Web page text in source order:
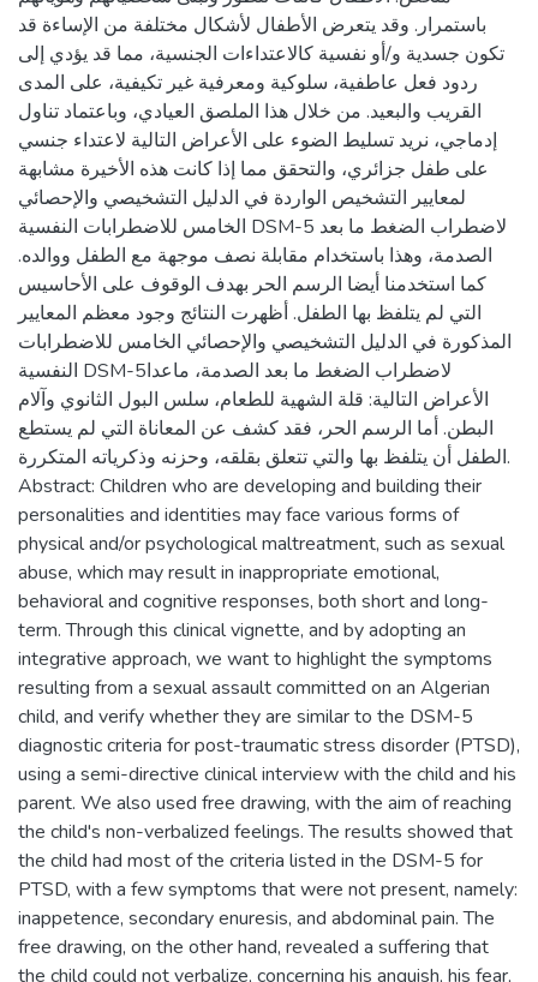
باستمرار. وقد يتعرض الأطفال لأشكال مختلفة من الإساءة قد
تكون جسدية و/أو نفسية كالاعتداءات الجنسية، مما قد يؤدي إلى
ردود فعل عاطفية، سلوكية ومعرفية غير تكيفية، على المدى
القريب والبعيد. من خلال هذا الملصق العيادي، وباعتماد تناول
إدماجي، نريد تسليط الضوء على الأعراض التالية لاعتداء جنسي
على طفل جزائري، والتحقق مما إذا كانت هذه الأخيرة مشابهة
لمعايير التشخيص الواردة في الدليل التشخيصي والإحصائي
الخامس للاضطرابات النفسية DSM-5 لاضطراب الضغط ما بعد
الصدمة، وهذا باستخدام مقابلة نصف موجهة مع الطفل ووالده.
كما استخدمنا أيضا الرسم الحر بهدف الوقوف على الأحاسيس
التي لم يتلفظ بها الطفل. أظهرت النتائج وجود معظم المعايير
المذكورة في الدليل التشخيصي والإحصائي الخامس للاضطرابات
النفسية DSM-5لاضطراب الضغط ما بعد الصدمة، ماعدا
الأعراض التالية: قلة الشهية للطعام، سلس البول الثانوي وآلام
البطن. أما الرسم الحر، فقد كشف عن المعاناة التي لم يستطع
الطفل أن يتلفظ بها والتي تتعلق بقلقه، وحزنه وذكرياته المتكررة.
Abstract: Children who are developing and building their
personalities and identities may face various forms of
physical and/or psychological maltreatment, such as sexual
abuse, which may result in inappropriate emotional,
behavioral and cognitive responses, both short and long-
term. Through this clinical vignette, and by adopting an
integrative approach, we want to highlight the symptoms
resulting from a sexual assault committed on an Algerian
child, and verify whether they are similar to the DSM-5
diagnostic criteria for post-traumatic stress disorder (PTSD),
using a semi-directive clinical interview with the child and his
parent. We also used free drawing, with the aim of reaching
the child's non-verbalized feelings. The results showed that
the child had most of the criteria listed in the DSM-5 for
PTSD, with a few symptoms that were not present, namely:
inappetence, secondary enuresis, and abdominal pain. The
free drawing, on the other hand, revealed a suffering that
the child could not verbalize, concerning his anguish, his fear,